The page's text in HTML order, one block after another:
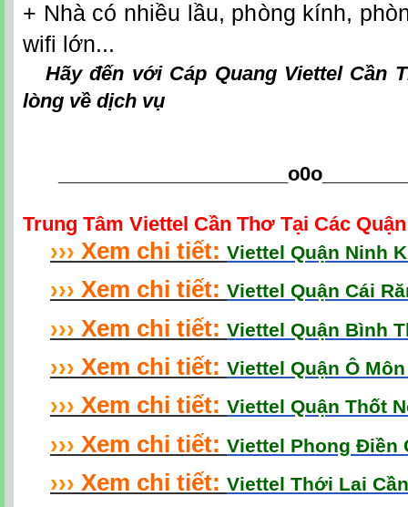
+ Nhà có nhiều lầu, phòng kính,
wifi lớn...
Hãy đến với Cáp Quang Viettel Cần
lòng về dịch vụ
_____________________o0o
Trung Tâm Viettel Cần Thơ Tại Các
››› Xem chi tiết: Viettel Quận Ninh
››› Xem chi tiết: Viettel Quận Cái
››› Xem chi tiết: Viettel Quận Bình
››› Xem chi tiết: Viettel Quận Ô
››› Xem chi tiết: Viettel Quận Thốt
››› Xem chi tiết: Viettel Phong Điền
››› Xem chi tiết: Viettel Thới Lai